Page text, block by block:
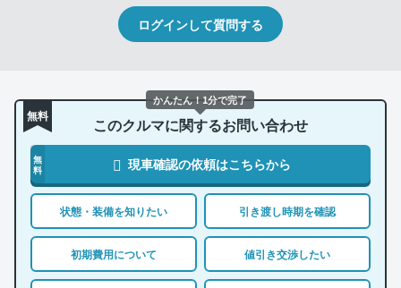
ログインして質問する
無料 このクルマに関するお問い合わせ
無
料
現車確認の依頼はこちらから
状態・装備を知りたい 引き渡し時期を確認
初期費用について 値引き交渉したい
かんたん！1分で完了